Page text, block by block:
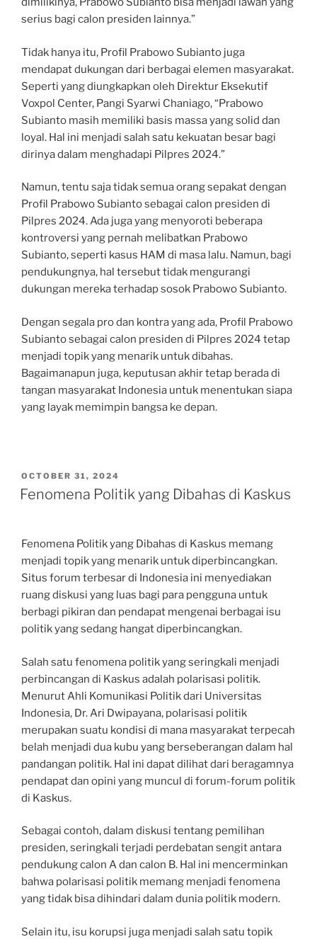
serius bagi calon presiden lainnya.”
Tidak hanya itu, Profil Prabowo Subianto juga
mendapat dukungan dari berbagai elemen masyarakat.
Seperti yang diungkapkan oleh Direktur Eksekutif
Voxpol Center, Pangi Syarwi Chaniago, “Prabowo
Subianto masih memiliki basis massa yang solid dan
loyal. Hal ini menjadi salah satu kekuatan besar bagi
dirinya dalam menghadapi Pilpres 2024.”
Namun, tentu saja tidak semua orang sepakat dengan
Profil Prabowo Subianto sebagai calon presiden di
Pilpres 2024. Ada juga yang menyoroti beberapa
kontroversi yang pernah melibatkan Prabowo
Subianto, seperti kasus HAM di masa lalu. Namun, bagi
pendukungnya, hal tersebut tidak mengurangi
dukungan mereka terhadap sosok Prabowo Subianto.
Dengan segala pro dan kontra yang ada, Profil Prabowo
Subianto sebagai calon presiden di Pilpres 2024 tetap
menjadi topik yang menarik untuk dibahas.
Bagaimanapun juga, keputusan akhir tetap berada di
tangan masyarakat Indonesia untuk menentukan siapa
yang layak memimpin bangsa ke depan.
POSTED
ON
OCTOBER 31, 2024
Fenomena Politik yang Dibahas di Kaskus
Fenomena Politik yang Dibahas di Kaskus memang
menjadi topik yang menarik untuk diperbincangkan.
Situs forum terbesar di Indonesia ini menyediakan
ruang diskusi yang luas bagi para pengguna untuk
berbagi pikiran dan pendapat mengenai berbagai isu
politik yang sedang hangat diperbincangkan.
Salah satu fenomena politik yang seringkali menjadi
perbincangan di Kaskus adalah polarisasi politik.
Menurut Ahli Komunikasi Politik dari Universitas
Indonesia, Dr. Ari Dwipayana, polarisasi politik
merupakan suatu kondisi di mana masyarakat terpecah
belah menjadi dua kubu yang berseberangan dalam hal
pandangan politik. Hal ini dapat dilihat dari beragamnya
pendapat dan opini yang muncul di forum-forum politik
di Kaskus.
Sebagai contoh, dalam diskusi tentang pemilihan
presiden, seringkali terjadi perdebatan sengit antara
pendukung calon A dan calon B. Hal ini mencerminkan
bahwa polarisasi politik memang menjadi fenomena
yang tidak bisa dihindari dalam dunia politik modern.
Selain itu, isu korupsi juga menjadi salah satu topik